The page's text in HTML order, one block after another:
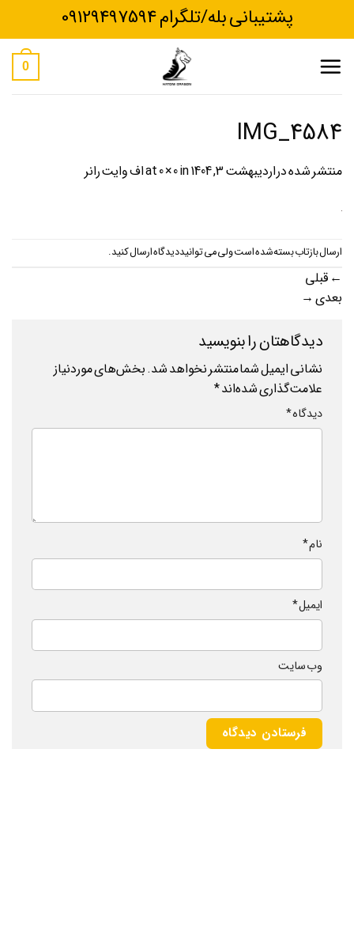
پشتیبانی بله/تلگرام 09129497594
0
IMG_4584
منتشر شده دراردیبهشت 3, 1404 0 × 0in اف وایت رانر
ارسال بازتاب بسته شده است ولی می توانیددیدگاه ارسال کنید.
← قبلی
بعدی →
دیدگاهتان را بنویسید
نشانی ایمیل شما منتشر نخواهد شد.بخش‌های موردنیاز
علامت‌گذاری شده‌اند*
دیدگاه*
نام*
ایمیل*
وب‌ سایت